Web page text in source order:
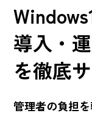
導入・
を徹底
管理者の負担